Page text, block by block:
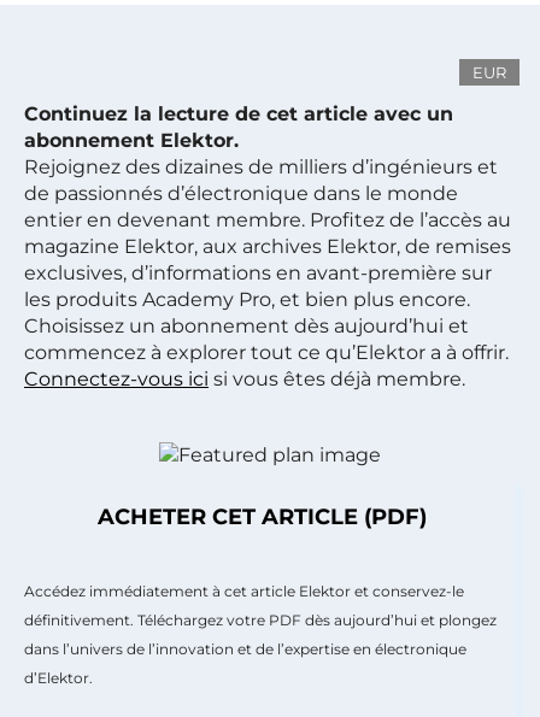
EUR
Continuez la lecture de cet article avec un
abonnement Elektor.
Rejoignez des dizaines de milliers d’ingénieurs et
de passionnés d’électronique dans le monde
entier en devenant membre. Profitez de l’accès au
magazine Elektor, aux archives Elektor, de remises
exclusives, d’informations en avant-première sur
les produits Academy Pro, et bien plus encore.
Choisissez un abonnement dès aujourd’hui et
commencez à explorer tout ce qu’Elektor a à offrir.
Connectez-vous ici si vous êtes déjà membre.
ACHETER CET ARTICLE (PDF)
Accédez immédiatement à cet article Elektor et conservez-le
définitivement. Téléchargez votre PDF dès aujourd’hui et plongez
dans l’univers de l’innovation et de l’expertise en électronique
d’Elektor.